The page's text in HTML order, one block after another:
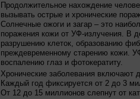
Продолжительное нахождение
вызывать острые и хронические
Солнечные ожоги и загар – это
поражения кожи от УФ-излучения. В
разрушению клеток, образованию
преждевременному старению кожи.
воспалению глаз и фотокератиту.
Хронические заболевания включают
Каждый год фиксируется от 2 до 3
От 12 до 15 миллионов слепнут от